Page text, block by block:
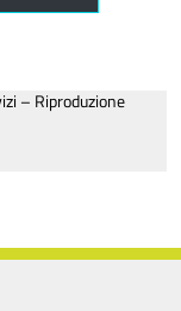
– Riproduzione